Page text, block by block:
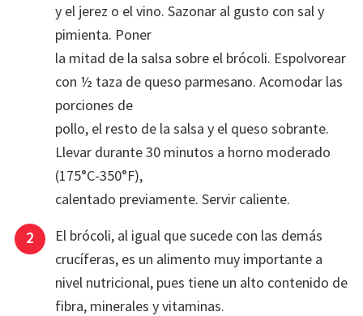
y el jerez o el vino. Sazonar al gusto con sal y
pimienta. Poner
la mitad de la salsa sobre el brócoli. Espolvorear
con ½ taza de queso parmesano. Acomodar las
porciones de
pollo, el resto de la salsa y el queso sobrante.
Llevar durante 30 minutos a horno moderado
(175°C-350°F),
calentado previamente. Servir caliente.
El brócoli, al igual que sucede con las demás
crucíferas, es un alimento muy importante a
nivel nutricional, pues tiene un alto contenido de
fibra, minerales y vitaminas.